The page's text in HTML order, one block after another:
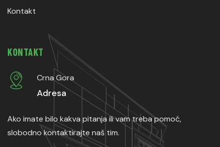
Kontakt
KONTAKT
Crna Gora
Adresa
Ako imate bilo kakva pitanja ili vam treba pomoć,
slobodno kontaktirajte naš tim.